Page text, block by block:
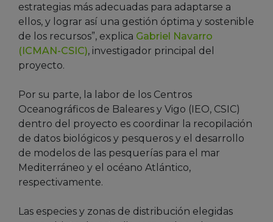
estrategias más adecuadas para adaptarse a
ellos, y lograr así una gestión óptima y sostenible
de los recursos”, explica Gabriel Navarro
(ICMAN-CSIC), investigador principal del
proyecto.
Por su parte, la labor de los Centros
Oceanográficos de Baleares y Vigo (IEO, CSIC)
dentro del proyecto es coordinar la recopilación
de datos biológicos y pesqueros y el desarrollo
de modelos de las pesquerías para el mar
Mediterráneo y el océano Atlántico,
respectivamente.
Las especies y zonas de distribución elegidas